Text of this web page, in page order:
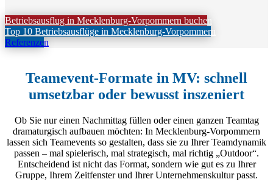
Betriebsausflug in Mecklenburg-Vorpommern buchen
Top 10 Betriebsausflüge in Mecklenburg-Vorpommern
Referenzen
Teamevent-Formate in MV: schnell
umsetzbar oder bewusst inszeniert
Ob Sie nur einen Nachmittag füllen oder einen ganzen Teamtag
dramaturgisch aufbauen möchten: In Mecklenburg-Vorpommern
lassen sich Teamevents so gestalten, dass sie zu Ihrer Teamdynamik
passen – mal spielerisch, mal strategisch, mal richtig „Outdoor“.
Entscheidend ist nicht das Format, sondern wie gut es zu Ihrer
Gruppe, Ihrem Zeitfenster und Ihrer Unternehmenskultur passt.